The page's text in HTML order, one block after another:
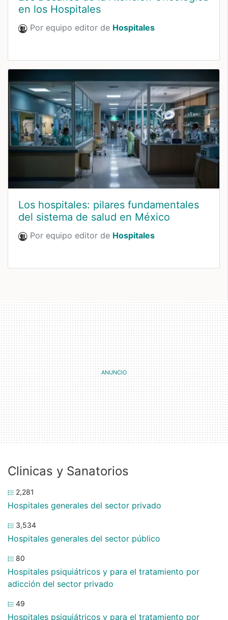
en los Hospitales
Por equipo editor de Hospitales
Los hospitales: pilares fundamentales
del sistema de salud en México
Por equipo editor de Hospitales
Clinicas y Sanatorios
2,281
Hospitales generales del sector privado
3,534
Hospitales generales del sector público
80
Hospitales psiquiátricos y para el tratamiento por
adicción del sector privado
49
Hospitales psiquiátricos y para el tratamiento por